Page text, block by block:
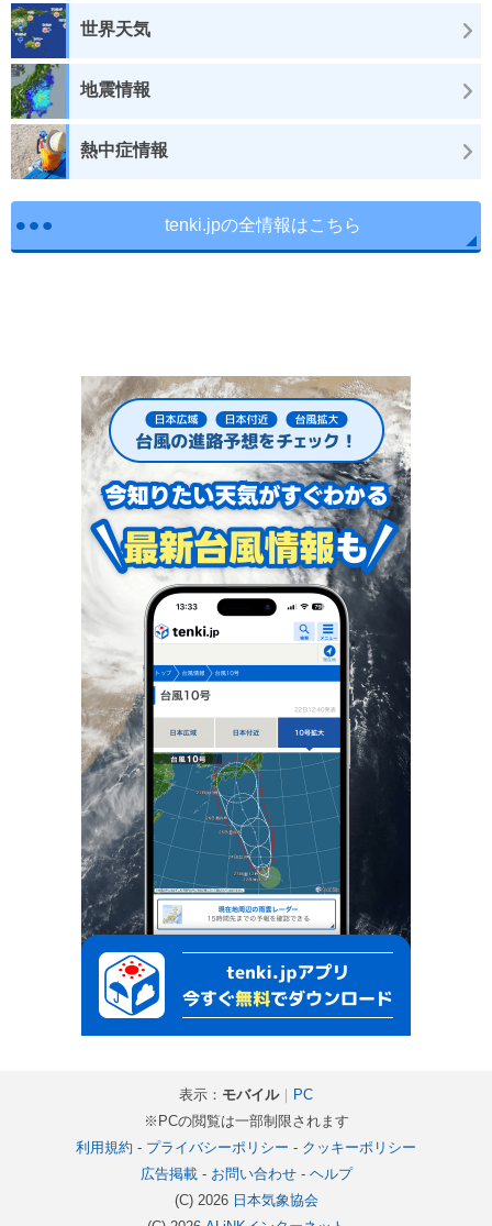
世界天気
地震情報
熱中症情報
tenki.jpの全情報はこちら
表示： モバイル｜ PC
※PCの閲覧は一部制限されます
利用規約 - プライバシーポリシー - クッキーポリシー
広告掲載- お問い合わせ- ヘルプ
(C) 2026 日本気象協会